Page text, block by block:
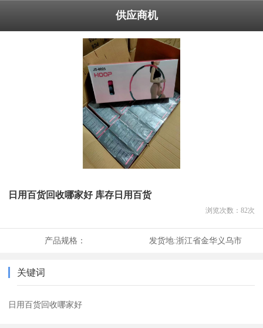
供应商机
日用百货回收哪家好 库存日用百货
浏览次数： 82次
产品规格： 发货地:浙江省金华义乌市
关键词
日用百货回收哪家好